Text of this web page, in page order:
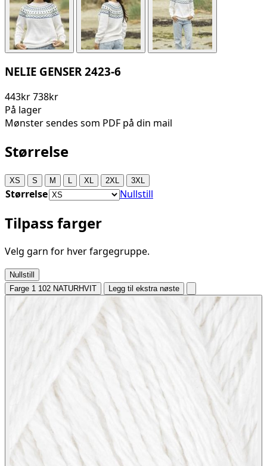
NELIE GENSER 2423-6
443kr738kr
På lager
Mønster sendes som PDF på din mail
Størrelse
XS S M XL 2XL 3XL
Størrelse Nullstill
Tilpass farger
Velg garn for hver fargegruppe.
Nullstill
Farge 1 102 NATURHVIT Legg til ekstra nøste